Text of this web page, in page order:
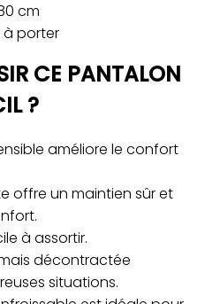
cm
porter
CE PANTALON
?
améliore le confort
offre un maintien sûr et
à assortir.
décontractée
situations.